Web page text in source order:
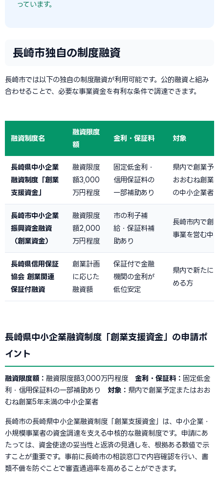
っています。
長崎市独自の制度融資
長崎市では以下の独自の制度融資が利用可能です。公的融資と組み
合わせることで、必要な事業資金を有利な条件で調達できます。
融資制度名
融資限度
額
金利・保証料 対象
長崎県中小企業
融資制度「創業
支援資金」
融資限度
額3,000
万円程度
固定低金利・
信用保証料の
一部補助あり
県内で創業予
おおむね創業
の中小企業者
長崎市中小企業
振興資金融資
（創業資金）
融資限度
額2,000
万円程度
市の利子補
給・保証料補
助あり
長崎市内で創
事業を営む中
長崎県信用保証
協会 創業関連
保証付融資
創業計画
に応じた
融資額
保証付で金融
機関の金利が
低位安定
県内で新たに
める方
長崎県中小企業融資制度「創業支援資金」の申請ポ
イント
融資限度額： 融資限度額3,000万円程度 金利・保証料： 固定低金
利・信用保証料の一部補助あり 対象： 県内で創業予定またはおお
むね創業5年未満の中小企業者
長崎市の長崎県中小企業融資制度「創業支援資金」は、中小企業・
小規模事業者の資金調達を支える中核的な融資制度です。申請にあ
たっては、資金使途の妥当性と返済の見通しを、根拠ある数値で示
すことが重要です。事前に長崎市の相談窓口で内容確認を行い、書
類不備を防ぐことで審査通過率を高めることができます。